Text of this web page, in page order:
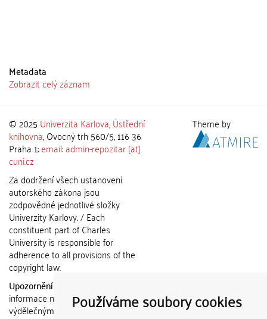
Používáme soubory cookies
Metadata
Zobrazit celý záznam
© 2025 Univerzita Karlova,Ústřední
knihovna, Ovocný trh 560/5, 116 36
Praha 1;email: admin-repozitar [at]
cuni.cz
Za dodržení všech ustanovení
autorského zákona jsou
zodpovědné jednotlivé složky
Univerzity Karlovy. / Each
constituent part of Charles
University is responsible for
adherence to all provisions of the
copyright law.
Upozornění / Notice:
informace nemohou být použity k
výdělečným účelům nebo vydávány
Theme by